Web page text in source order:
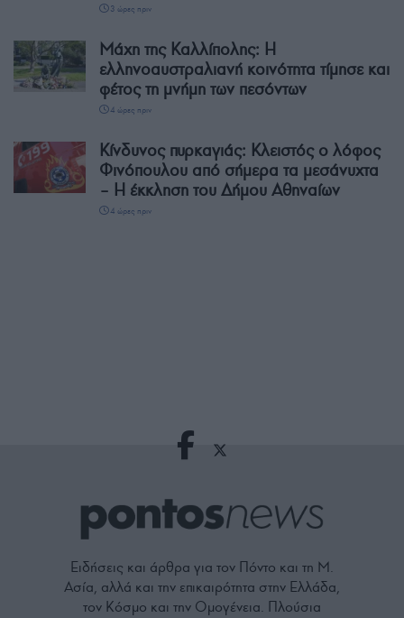
3 ώρες πριν
Μάχη της Καλλίπολης: Η
ελληνοαυστραλιανή κοινότητα τίμησε και
φέτος τη μνήμη των πεσόντων
4 ώρες πριν
Κίνδυνος πυρκαγιάς: Κλειστός ο λόφος
Φινόπουλου από σήμερα τα μεσάνυχτα
– Η έκκληση του Δήμου Αθηναίων
4 ώρες πριν
Ειδήσεις και άρθρα για τον Πόντο και τη Μ.
Ασία, αλλά και την επικαιρότητα στην Ελλάδα,
τον Κόσμο και την Ομογένεια. Πλούσια